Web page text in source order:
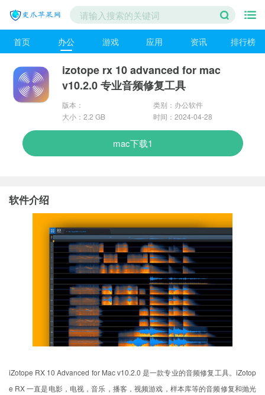
首页 办公 游戏 应用 资讯 排行榜
izotope rx 10 advanced for mac
v10.2.0 专业音频修复工具
版本：
最新版本
10.0.2
类别：办公软件
大小：2.2 GB
时间：2024-04-28
mac下载1
软件介绍
iZotope RX 10 Advanced for Mac v10.2.0 是一款专业的音频修复工具。iZotop
e RX 一直是电影，电视，音乐，播客，视频游戏，样本库等的音频修复和抛光